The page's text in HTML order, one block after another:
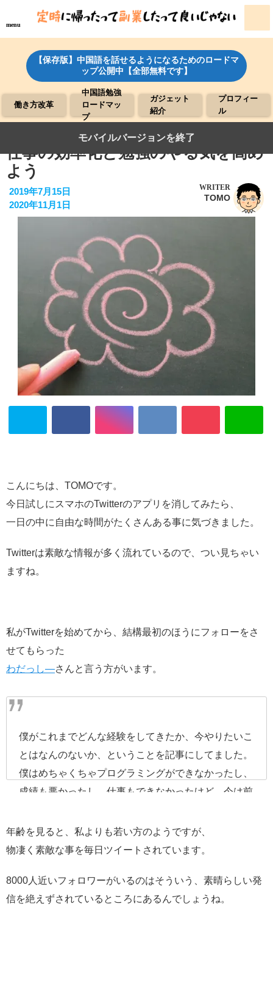
menu
【保存版】中国語を話せるようになるためのロードマ
ップ公開中【全部無料です】
働き方改革
中国語勉強
ロードマッ
プ
ガジェット
紹介
プロフィー
ル
●わだっし―さんをフォローして、
仕事の効率化と勉強のやる気を高め
よう
2019年7月15日
2020年11月1日
WRITER
TOMO
こんにちは、TOMOです。
今日試しにスマホのTwitterのアプリを消してみたら、
一日の中に自由な時間がたくさんある事に気づきました。
Twitterは素敵な情報が多く流れているので、つい見ちゃい
ますね。
私がTwitterを始めてから、結構最初のほうにフォローをさ
せてもらった
わだっし―さんと言う方がいます。
僕がこれまでどんな経験をしてきたか、今やりたいこ
とはなんのないか、ということを記事にしてました。
僕はめちゃくちゃプログラミングができなかったし、
成績も悪かったし、仕事もできなかったけど、今は前
らと思います。
→ https://t.co/zROkvY85Fg
— わだっしー (@crazy_wada)2018年12月1日
年齢を見ると、私よりも若い方のようですが、
物凄く素敵な事を毎日ツイートされています。
8000人近いフォロワーがいるのはそういう、素晴らしい発
信を絶えずされているところにあるんでしょうね。
モバイルバージョンを終了